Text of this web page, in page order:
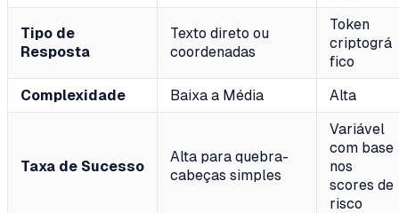
Tipo de
Resposta
Texto direto ou
coordenadas
Token
criptográ
fico
Complexidade
Baixa a Média Alta
Taxa de Sucesso
Alta para quebra-
cabeças simples
Variável
com base
nos
scores de
risco